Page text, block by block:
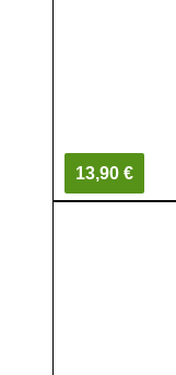
13,90 €